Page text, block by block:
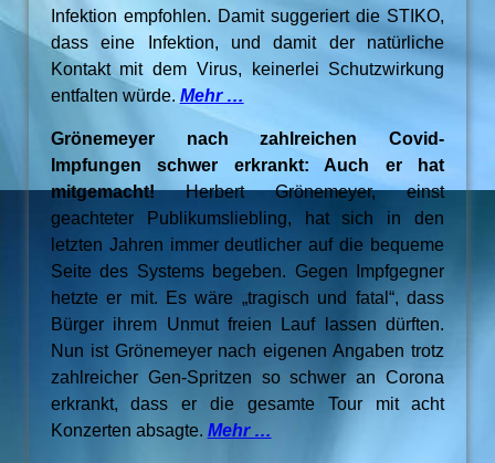
Infektion empfohlen. Damit suggeriert die STIKO,
dass eine Infektion, und damit der natürliche
Kontakt mit dem Virus, keinerlei Schutzwirkung
entfalten würde. Mehr …
Grönemeyer nach zahlreichen Covid-
Impfungen schwer erkrankt: Auch er hat
mitgemacht!Herbert Grönemeyer, einst
geachteter Publikumsliebling, hat sich in den
letzten Jahren immer deutlicher auf die bequeme
Seite des Systems begeben. Gegen Impfgegner
hetzte er mit. Es wäre „tragisch und fatal“, dass
Bürger ihrem Unmut freien Lauf lassen dürften.
Nun ist Grönemeyer nach eigenen Angaben trotz
zahlreicher Gen-Spritzen so schwer an Corona
erkrankt, dass er die gesamte Tour mit acht
Konzerten absagte. Mehr …